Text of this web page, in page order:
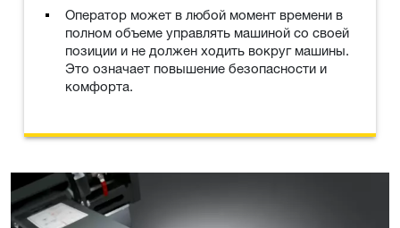
Оператор может в любой момент времени в
полном объеме управлять машиной со своей
позиции и не должен ходить вокруг машины.
Это означает повышение безопасности и
комфорта.